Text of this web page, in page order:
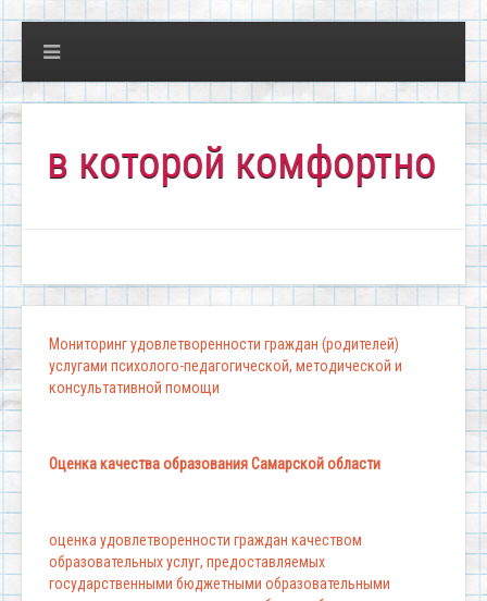
комфортно
Мониторинг удовлетворенности граждан (родителей)
услугами психолого-педагогической, методической и
консультативной помощи
Оценка качества образования Самарской области
оценка удовлетворенности граждан качеством
образовательных услуг, предоставляемых
государственными бюджетными образовательными